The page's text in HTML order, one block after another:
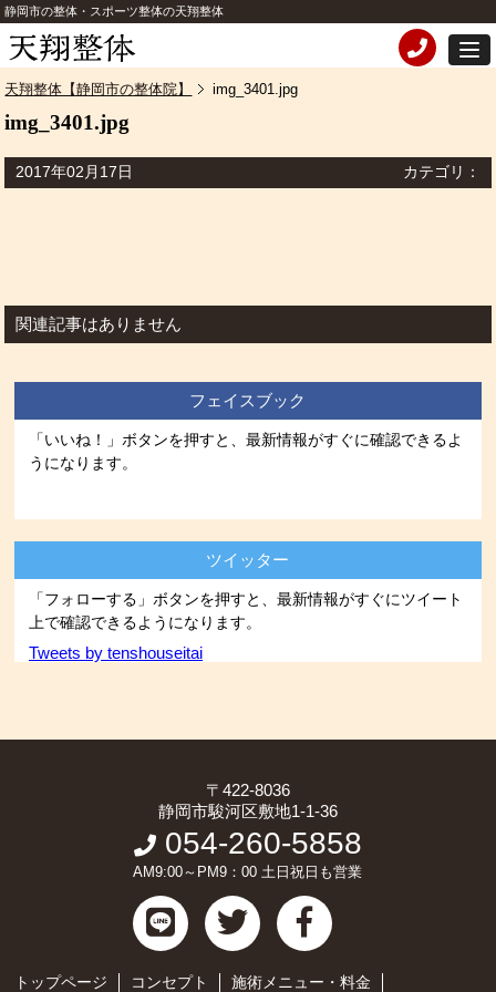
静岡市の整体・スポーツ整体の天翔整体
天翔整体【静岡市の整体院】 img_3401.jpg
img_3401.jpg
2017年02月17日 カテゴリ：
関連記事はありません
フェイスブック
「いいね！」ボタンを押すと、最新情報がすぐに確認できるよ
うになります。
ツイッター
「フォローする」ボタンを押すと、最新情報がすぐにツイート
上で確認できるようになります。
Tweets by tenshouseitai
〒422-8036
静岡市駿河区敷地1-1-36
054-260-5858
AM9:00～PM9：00 土日祝日も営業
トップページ コンセプト 施術メニュー・料金